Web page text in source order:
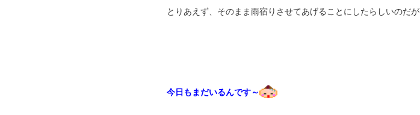
とりあえず、そのまま雨宿りさせてあげることにしたらしいのだが
今日もまだいるんです～